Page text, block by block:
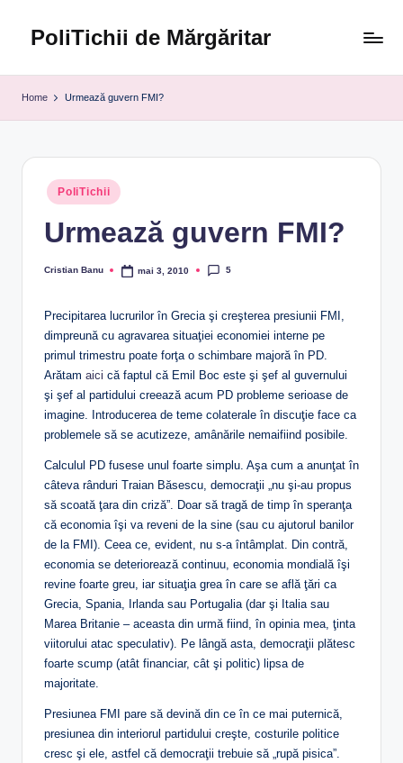
PoliTichii de Mărgăritar
Home Urmează guvern FMI?
Posted
in
PoliTichii
Urmează guvern FMI?
Posted
Cristian Banu mai 3, 2010 5
Precipitarea lucrurilor în Grecia şi creşterea presiunii FMI,
dimpreună cu agravarea situaţiei economiei interne pe
primul trimestru poate forţa o schimbare majoră în PD.
Arătam aici că faptul că Emil Boc este şi şef al guvernului
şi şef al partidului creează acum PD probleme serioase de
imagine. Introducerea de teme colaterale în discuţie face ca
problemele să se acutizeze, amânările nemaifiind posibile.
Calculul PD fusese unul foarte simplu. Aşa cum a anunţat în
câteva rânduri Traian Băsescu, democraţii „nu şi-au propus
să scoată ţara din criză”. Doar să tragă de timp în speranţa
că economia îşi va reveni de la sine (sau cu ajutorul banilor
de la FMI). Ceea ce, evident, nu s-a întâmplat. Din contră,
economia se deteriorează continuu, economia mondială îşi
revine foarte greu, iar situaţia grea în care se află ţări ca
Grecia, Spania, Irlanda sau Portugalia (dar şi Italia sau
Marea Britanie – aceasta din urmă fiind, în opinia mea, ţinta
viitorului atac speculativ). Pe lângă asta, democraţii plătesc
foarte scump (atât financiar, cât şi politic) lipsa de
majoritate.
Presiunea FMI pare să devină din ce în ce mai puternică,
presiunea din interiorul partidului creşte, costurile politice
cresc şi ele, astfel că democraţii trebuie să „rupă pisica”.